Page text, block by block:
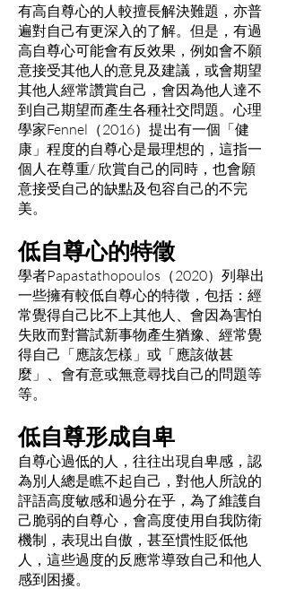
有高自尊心的人較擅長解決難題，亦普
遍對自己有更深入的了解。但是，有過
高自尊心可能會有反效果，例如會不願
意接受其他人的意見及建議，或會期望
其他人經常讚賞自己，會因為他人達不
到自己期望而產生各種社交問題。心理
學家Fennel（2016）提出有一個「健
康」程度的自尊心是最理想的，這指一
個人在尊重/ 欣賞自己的同時，也會願
意接受自己的缺點及包容自己的不完
美。
低自尊心的特徵
學者Papastathopoulos（2020）列舉出
一些擁有較低自尊心的特徵，包括：經
常覺得自己比不上其他人、會因為害怕
失敗而對嘗試新事物產生猶豫、經常覺
得自己「應該怎樣」或「應該做甚
麼」、會有意或無意尋找自己的問題等
等。
低自尊形成自卑
自尊心過低的人，往往出現自卑感，認
為別人總是瞧不起自己，對他人所說的
評語高度敏感和過分在乎，為了維護自
己脆弱的自尊心，會高度使用自我防衛
機制，表現出自傲，甚至慣性貶低他
人，這些過度的反應常導致自己和他人
感到困擾。